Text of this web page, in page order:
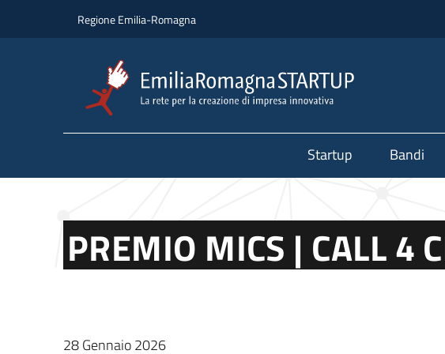
Regione Emilia-Romagna
Startup Bandi
PREMIO MICS | CALL 4
28 Gennaio 2026